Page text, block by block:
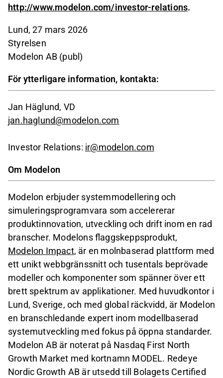
http://www.modelon.com/investor-relations.
Lund, 27 mars 2026
Styrelsen
Modelon AB (publ)
För ytterligare information, kontakta:
Jan Häglund, VD
jan.haglund@modelon.com
Investor Relations: ir@modelon.com
Om Modelon
Modelon erbjuder systemmodellering och
simuleringsprogramvara som accelererar
produktinnovation, utveckling och drift inom en rad
branscher. Modelons flaggskeppsprodukt,
Modelon Impact, är en molnbaserad plattform med
ett unikt webbgränssnitt och tusentals beprövade
modeller och komponenter som spänner över ett
brett spektrum av applikationer. Med huvudkontor i
Lund, Sverige, och med global räckvidd, är Modelon
en branschledande expert inom modellbaserad
systemutveckling med fokus på öppna standarder.
Modelon AB är noterat på Nasdaq First North
Growth Market med kortnamn MODEL. Redeye
Nordic Growth AB är utsedd till Bolagets Certified